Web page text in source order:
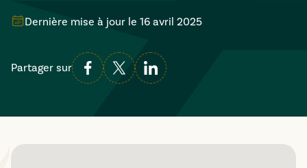
Dernière mise à jour le 16 avril 2025
Partager sur